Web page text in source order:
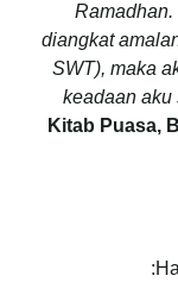
diangkat
SWT), maka
keadaan aku
Kitab Puasa,